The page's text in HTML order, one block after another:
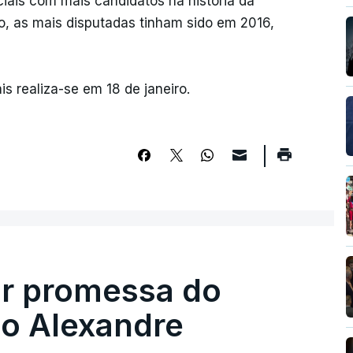
as mais disputadas tinham sido em 2016,
realiza-se em 18 de janeiro.
promessa do
Alexandre